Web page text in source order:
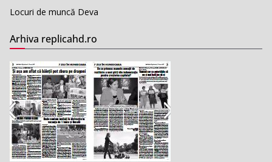
Locuri de muncă Deva
Arhiva replicahd.ro